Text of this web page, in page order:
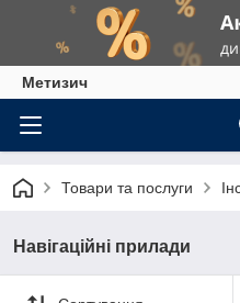
Метизич
Товари та послуги
Навігаційні прилади